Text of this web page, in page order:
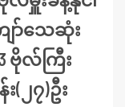
ော်သေဆုံး
ဗိုလ်ကြီး
၂၇)ဦး